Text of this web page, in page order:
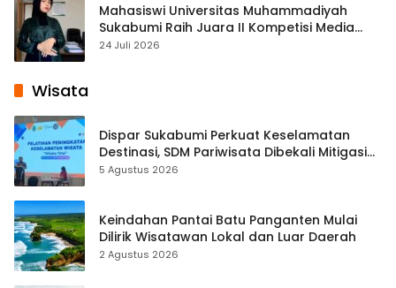
Mahasiswi Universitas Muhammadiyah
Sukabumi Raih Juara II Kompetisi Media
Pembelajaran Digital Tingkat Internasional
24 Juli 2026
Wisata
Dispar Sukabumi Perkuat Keselamatan
Destinasi, SDM Pariwisata Dibekali Mitigasi
hingga Teknik Evakuasi
5 Agustus 2026
Keindahan Pantai Batu Panganten Mulai
Dilirik Wisatawan Lokal dan Luar Daerah
2 Agustus 2026